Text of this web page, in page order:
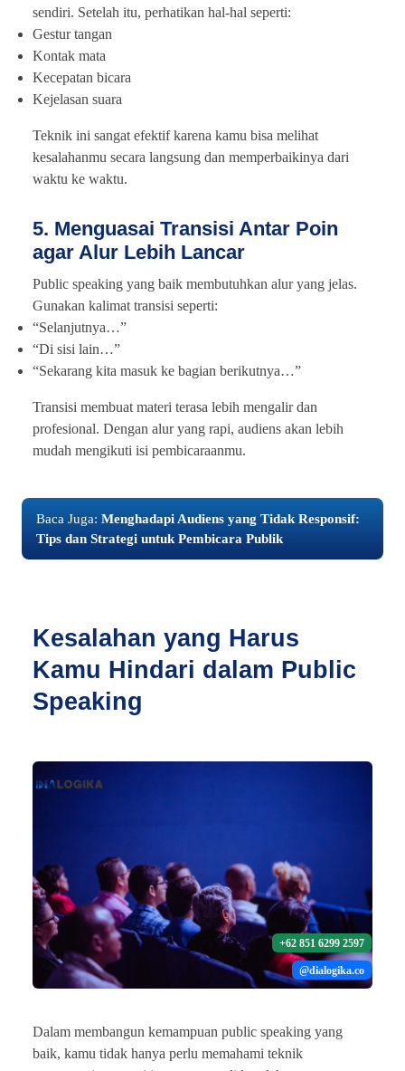
sendiri. Setelah itu, perhatikan hal-hal seperti:
Gestur tangan
Kontak mata
Kecepatan bicara
Kejelasan suara
Teknik ini sangat efektif karena kamu bisa melihat
kesalahanmu secara langsung dan memperbaikinya dari
waktu ke waktu.
5. Menguasai Transisi Antar Poin
agar Alur Lebih Lancar
Public speaking yang baik membutuhkan alur yang jelas.
Gunakan kalimat transisi seperti:
“Selanjutnya…”
“Di sisi lain…”
“Sekarang kita masuk ke bagian berikutnya…”
Transisi membuat materi terasa lebih mengalir dan
profesional. Dengan alur yang rapi, audiens akan lebih
mudah mengikuti isi pembicaraanmu.
Baca Juga: Menghadapi Audiens yang Tidak Responsif:
Tips dan Strategi untuk Pembicara Publik
Kesalahan yang Harus
Kamu Hindari dalam Public
Speaking
+62 851 6299 2597
@dialogika.co
Dalam membangun kemampuan public speaking yang
baik, kamu tidak hanya perlu memahami teknik